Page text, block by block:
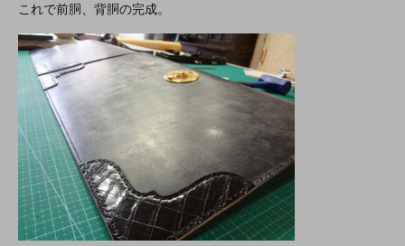
これで前胴、背胴の完成。